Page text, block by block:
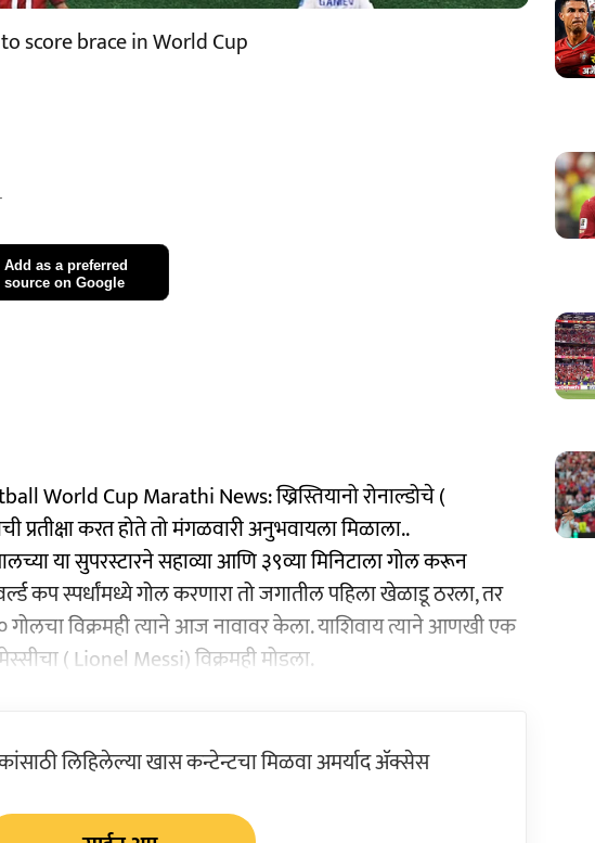
score brace in World Cup
Add as a preferred
source on Google
World Cup Marathi News: ख्रिस्तियानो रोनाल्डोचे (
प्रतीक्षा करत होते तो मंगळवारी अनुभवायला मिळाला..
या सुपरस्टारने सहाव्या आणि ३९व्या मिनिटाला गोल करून
कप स्पर्धांमध्ये गोल करणारा तो जगातील पहिला खेळाडू ठरला, तर
गोलचा विक्रमही त्याने आज नावावर केला. याशिवाय त्याने आणखी एक
( Lionel Messi) विक्रमही मोडला.
लिहिलेल्या खास कन्टेन्टचा मिळवा अमर्याद ॲक्सेस